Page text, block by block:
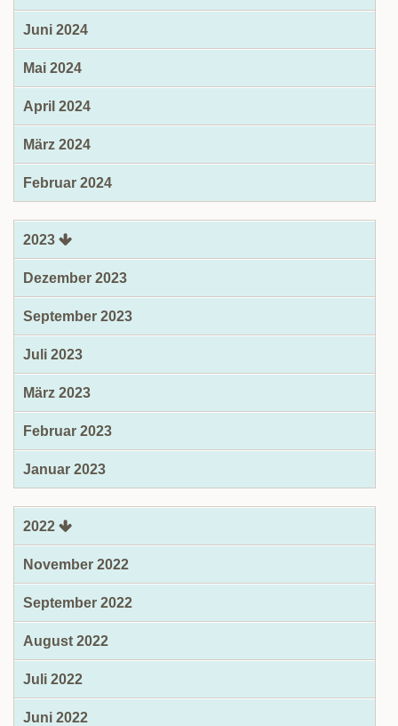
Juni 2024
Mai 2024
April 2024
März 2024
Februar 2024
2023
Dezember 2023
September 2023
Juli 2023
März 2023
Februar 2023
Januar 2023
2022
November 2022
September 2022
August 2022
Juli 2022
Juni 2022